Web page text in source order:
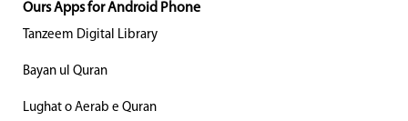
Ours Apps for Android Phone
Tanzeem Digital Library
Bayan ul Quran
Lughat o Aerab e Quran